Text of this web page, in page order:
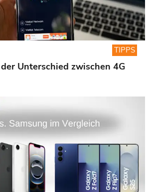
Unterschied zwischen 4G
TIPPS